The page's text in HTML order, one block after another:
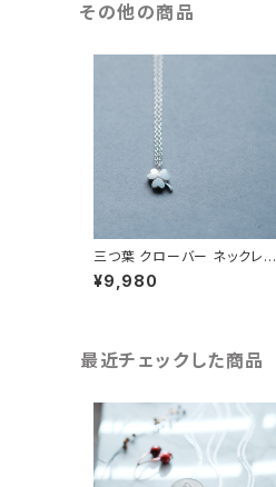
その他の商品
三つ葉 クローバー ネックレス
シルバー925 メンズ ユニセッ
クス
¥9,980
最近チェックした商品